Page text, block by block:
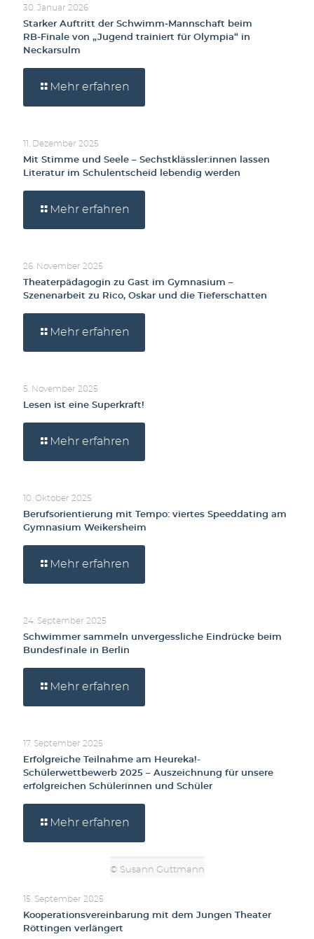
30. Januar 2026
Starker Auftritt der Schwimm‑Mannschaft beim
RB‑Finale von „Jugend trainiert für Olympia“ in
Neckarsulm
Mehr erfahren
11. Dezember 2025
Mit Stimme und Seele – Sechstklässler:innen lassen
Literatur im Schulentscheid lebendig werden
Mehr erfahren
26. November 2025
Theaterpädagogin zu Gast im Gymnasium –
Szenenarbeit zu Rico, Oskar und die Tieferschatten
Mehr erfahren
5. November 2025
Lesen ist eine Superkraft!
Mehr erfahren
10. Oktober 2025
Berufsorientierung mit Tempo: viertes Speeddating am
Gymnasium Weikersheim
Mehr erfahren
24. September 2025
Schwimmer sammeln unvergessliche Eindrücke beim
Bundesfinale in Berlin
Mehr erfahren
17. September 2025
Erfolgreiche Teilnahme am Heureka!-
Schülerwettbewerb 2025 – Auszeichnung für unsere
erfolgreichen Schülerinnen und Schüler
Mehr erfahren
© Susann Guttmann
15. September 2025
Kooperationsvereinbarung mit dem Jungen Theater
Röttingen verlängert